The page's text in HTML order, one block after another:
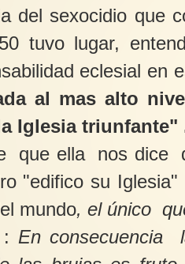
del sexocidio que
tuvo lugar,
eclesial en
al mas alto
Iglesia triunfante"
que ella nos dice
"edifico su
mundo, el único
En consecuencia